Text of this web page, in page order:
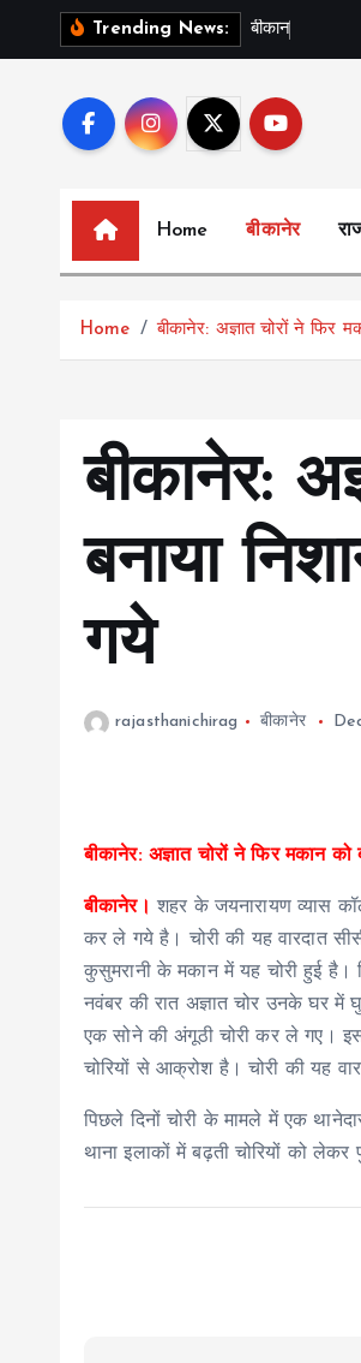
Trending News: बकन
Home बीकानेर
Home बीकानेर: अज्ञात चोरों ने फिर
बीकानेर:
बनाया
गये
rajasthanichirag बीकानेर
बीकानेर: अज्ञात चोरों ने फिर मकान
बीकानेर।
शहर के जयनारायण व्यास
कर ले गये है। चोरी की यह वारदात
कुसुमरानी के मकान में यह चोरी हुई है।
नवंबर की रात अज्ञात चोर उनके घर में
एक सोने की अंगूठी चोरी कर ले गए।
चोरियों से आक्रोश है। चोरी की यह
पिछले दिनों चोरी के मामले में एक
थाना इलाकों में बढ़ती चोरियों को लेकर